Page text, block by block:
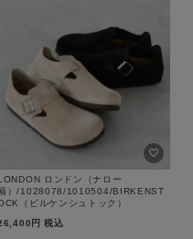
ロンドン（ナロー
）/1028078/1010504/BIRKENST
（ビルケンシュトック）
税込